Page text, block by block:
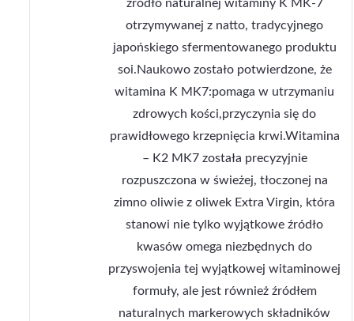
źródło naturalnej witaminy K MK-7
otrzymywanej z natto, tradycyjnego
japońskiego sfermentowanego produktu
soi.Naukowo zostało potwierdzone, że
witamina K MK7:pomaga w utrzymaniu
zdrowych kości,przyczynia się do
prawidłowego krzepnięcia krwi.Witamina
– K2 MK7 została precyzyjnie
rozpuszczona w świeżej, tłoczonej na
zimno oliwie z oliwek Extra Virgin, która
stanowi nie tylko wyjątkowe źródło
kwasów omega niezbędnych do
przyswojenia tej wyjątkowej witaminowej
formuły, ale jest również źródłem
naturalnych markerowych składników